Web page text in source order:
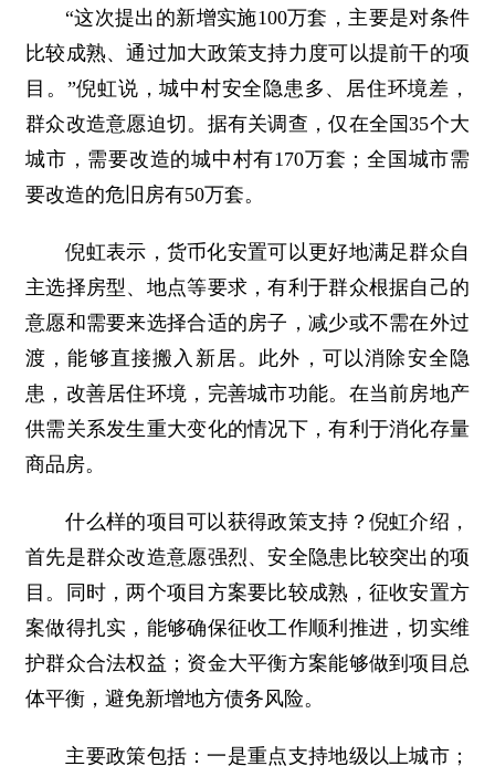
“这次提出的新增实施100万套，主要是对条件
比较成熟、通过加大政策支持力度可以提前干的项
目。”倪虹说，城中村安全隐患多、居住环境差，
群众改造意愿迫切。据有关调查，仅在全国35个大
城市，需要改造的城中村有170万套；全国城市需
要改造的危旧房有50万套。
倪虹表示，货币化安置可以更好地满足群众自
主选择房型、地点等要求，有利于群众根据自己的
意愿和需要来选择合适的房子，减少或不需在外过
渡，能够直接搬入新居。此外，可以消除安全隐
患，改善居住环境，完善城市功能。在当前房地产
供需关系发生重大变化的情况下，有利于消化存量
商品房。
什么样的项目可以获得政策支持？倪虹介绍，
首先是群众改造意愿强烈、安全隐患比较突出的项
目。同时，两个项目方案要比较成熟，征收安置方
案做得扎实，能够确保征收工作顺利推进，切实维
护群众合法权益；资金大平衡方案能够做到项目总
体平衡，避免新增地方债务风险。
主要政策包括：一是重点支持地级以上城市；